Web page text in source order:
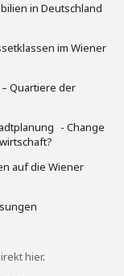
in Deutschland
im Wiener
Quartiere der
- Change
auf die Wiener
hier.